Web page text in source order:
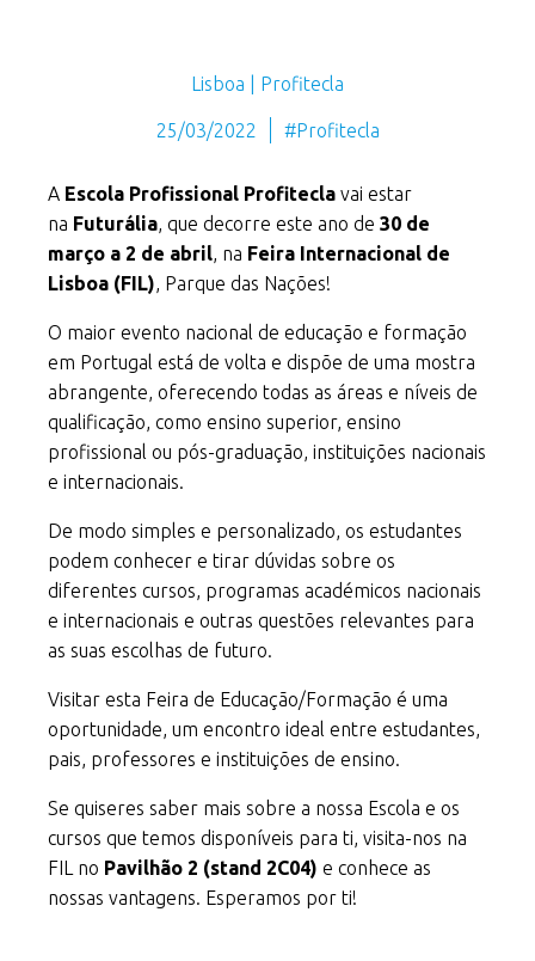
Lisboa | Profitecla
25/03/2022 #Profitecla
A Escola Profissional Profitecla vai estar
na Futurália , que decorre este ano de 30 de
março a 2 de abril , na Feira Internacional de
Lisboa (FIL) , Parque das Nações!
O maior evento nacional de educação e formação
em Portugal está de volta e dispõe de uma mostra
abrangente, oferecendo todas as áreas e níveis de
qualificação, como ensino superior, ensino
profissional ou pós-graduação, instituições nacionais
e internacionais.
De modo simples e personalizado, os estudantes
podem conhecer e tirar dúvidas sobre os
diferentes cursos, programas académicos nacionais
e internacionais ​​e outras questões relevantes para
as suas escolhas de futuro.
Visitar esta Feira de Educação/Formação é uma
oportunidade, um encontro ideal entre estudantes,
pais, professores e instituições de ensino.
Se quiseres saber mais sobre a nossa Escola e os
cursos que temos disponíveis para ti, visita-nos na
FIL no Pavilhão 2 (stand 2C04) e conhece as
nossas vantagens. Esperamos por ti!